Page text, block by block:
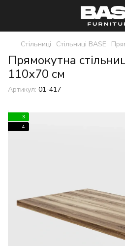
Стільниці Стільниці BASE
Прямокутна
110x70 см
Артикул: 01-417
3
4